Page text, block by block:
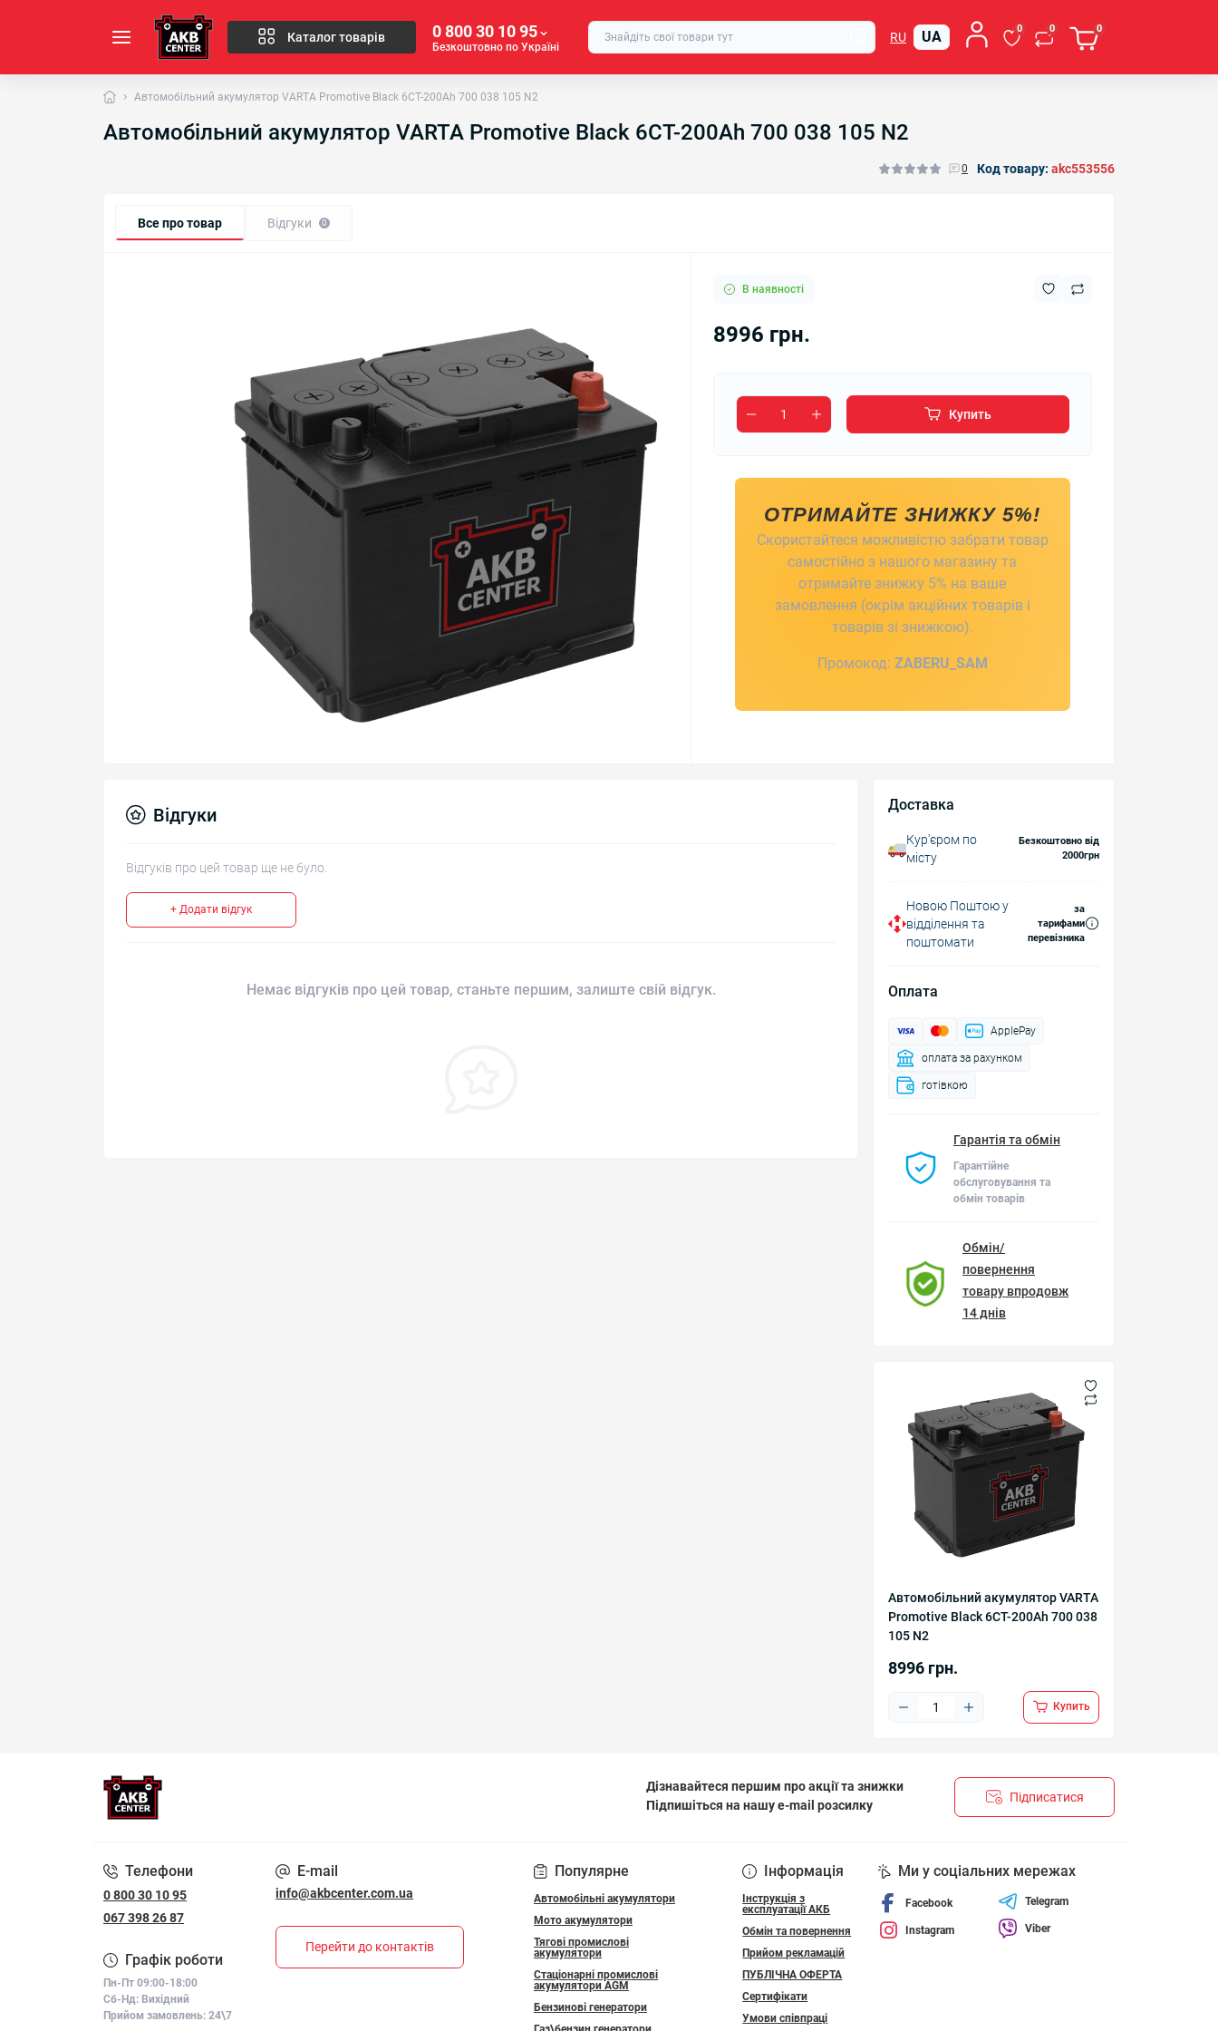
Каталог товарів 0 800 30 10 95
Безкоштовно по Україні
RU UA 0 0 0
Автомобільний акумулятор VARTA Promotive Black 6CT-200Ah 700 038 105 N2
Автомобільний акумулятор VARTA Promotive Black 6CT-200Ah 700 038 105 N2
0 Код товару: akc553556
Все про товар Відгуки 0
В наявності
8996 грн.
Купить
ОТРИМАЙТЕ ЗНИЖКУ 5%!
Скористайтеся можливістю забрати товар
самостійно з нашого магазину та
отримайте знижку 5% на ваше
замовлення (окрім акційних товарів і
товарів зі знижкою).
Промокод: ZABERU_SAM
Доставка
Курʼєром по
місту
Безкоштовно від
2000грн
Новою Поштою у
відділення та
поштомати
за
тарифами
перевізника
Оплата
ApplePay
оплата за рахунком
готівкою
Гарантія та обмін
Гарантійне
обслуговування та
обмін товарів
Обмін/
повернення
товару впродовж
14 днів
Автомобільний акумулятор VARTA
Promotive Black 6CT-200Ah 700 038
105 N2
8996 грн.
Купить
Відгуки
Відгуків про цей товар ще не було.
+ Додати відгук
Немає відгуків про цей товар, станьте першим, залиште свій відгук.
Дізнавайтеся першим про акції та знижки
Підпишіться на нашу e-mail розсилку
Підписатися
Телефони
0 800 30 10 95
067 398 26 87
Графік роботи
Пн-Пт 09:00-18:00
Сб-Нд: Вихідний
Прийом замовлень: 24\7
E-mail
info@akbcenter.com.ua
Перейти до контактів
Популярне
Автомобільні акумулятори
Мото акумулятори
Тягові промислові
акумулятори
Стаціонарні промислові
акумулятори АGM
Бензинові генератори
Інформація
Інструкція з
експлуатації АКБ
Обмін та повернення
Прийом рекламацій
ПУБЛІЧНА ОФЕРТА
Сертифікати
Умови співпраці
Ми у соціальних мережах
Facebook
Instagram
Telegram
Viber